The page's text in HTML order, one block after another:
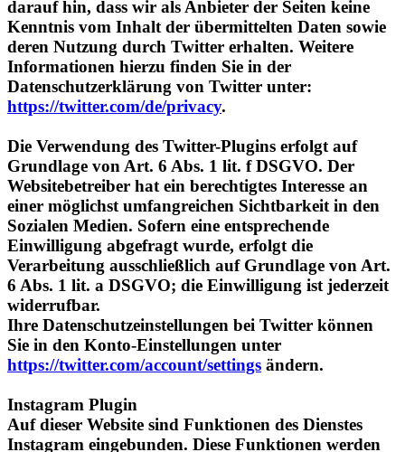
deren Nutzung durch Twitter erhalten. Weitere
Informationen hierzu finden Sie in der
Datenschutzerklärung von Twitter unter:
https://twitter.com/de/privacy .
Die Verwendung des Twitter-Plugins erfolgt auf
Websitebetreiber hat ein berechtigtes Interesse an
einer möglichst umfangreichen Sichtbarkeit in den
Sozialen Medien. Sofern eine entsprechende
Einwilligung abgefragt wurde, erfolgt die
Verarbeitung ausschließlich auf Grundlage von Art.
6 Abs. 1 lit. a DSGVO; die Einwilligung ist jederzeit
widerrufbar.
Ihre Datenschutzeinstellungen bei Twitter können
Sie in den Konto-Einstellungen unter
https://twitter.com/account/settingsändern.
Instagram Plugin
Instagram eingebunden. Diese Funktionen werden
angeboten durch die Instagram Inc., 1601 Willow
Road, Menlo Park, CA 94025, USA integriert.